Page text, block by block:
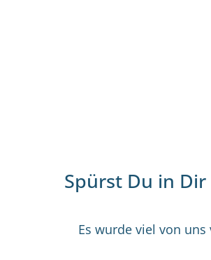
Spürst Du in
Es wurde viel von